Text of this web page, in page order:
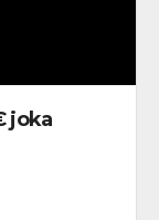
joka